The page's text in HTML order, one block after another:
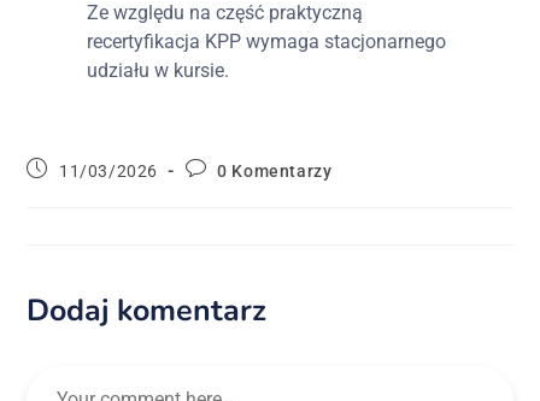
Ze względu na część praktyczną
recertyfikacja KPP wymaga stacjonarnego
udziału w kursie.
11/03/2026 0 Komentarzy
Dodaj komentarz